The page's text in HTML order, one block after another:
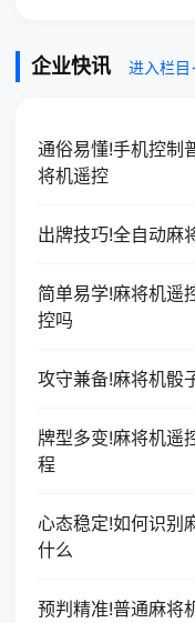
企业快讯 进入栏
通俗易懂!手机控制
将机遥控
出牌技巧!全自动麻
简单易学!麻将机遥
控吗
攻守兼备!麻将机骰
牌型多变!麻将机遥
程
心态稳定!如何识别
什么
预判精准!普通麻将